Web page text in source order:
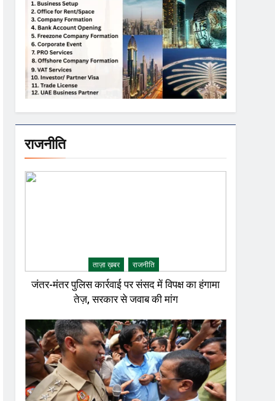
राजनीति
ताज़ा ख़बर राजनीति
जंतर-मंतर पुलिस कार्रवाई पर संसद में विपक्ष का हंगामा
तेज़, सरकार से जवाब की मांग